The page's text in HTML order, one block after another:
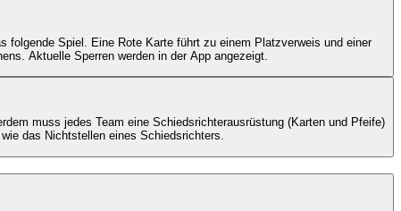
folgende Spiel. Eine Rote Karte führt zu einem Platzverweis und einer
Aktuelle Sperren werden in der App angezeigt.
muss jedes Team eine Schiedsrichterausrüstung (Karten und Pfeife)
das Nichtstellen eines Schiedsrichters.